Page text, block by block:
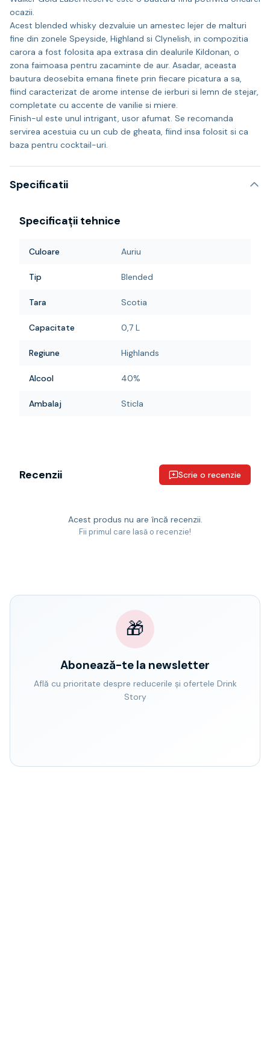
ocazii.
Acest blended whisky dezvaluie un amestec lejer de malturi
fine din zonele Speyside, Highland si Clynelish, in compozitia
carora a fost folosita apa extrasa din dealurile Kildonan, o
zona faimoasa pentru zacaminte de aur. Asadar, aceasta
bautura deosebita emana finete prin fiecare picatura a sa,
fiind caracterizat de arome intense de ierburi si lemn de stejar,
completate cu accente de vanilie si miere.
Finish-ul este unul intrigant, usor afumat. Se recomanda
servirea acestuia cu un cub de gheata, fiind insa folosit si ca
baza pentru cocktail-uri.
Specificatii
Specificații tehnice
Culoare Auriu
Tip Blended
Tara Scotia
Capacitate 0,7 L
Regiune Highlands
Alcool 40%
Ambalaj Sticla
Recenzii Scrie o recenzie
Acest produs nu are încă recenzii.
Fii primul care lasă o recenzie!
🎁
Abonează-te la newsletter
Află cu prioritate despre reducerile și ofertele Drink
Story